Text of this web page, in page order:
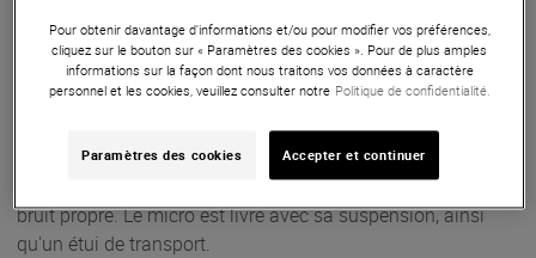
Microphones
Le CR89 de MXL est un microphone cardioïde à
condensateur, équipé d'une large capsule de 32mm de
diamètre, plaquée à l'or fin. Il est doté d'un circuit à très
faible bruit pour offrir un son riche tout en minimisant le
bruit propre. Le micro est livré avec sa suspension, ainsi
qu'un étui de transport.
Pour obtenir davantage d'informations et/ou pour modifier vos préférences,
cliquez sur le bouton sur « Paramètres des cookies ». Pour de plus amples
informations sur la façon dont nous traitons vos données à caractère
personnel et les cookies, veuillez consulter notre Politique de confidentialité.
Paramètres des cookies Accepter et continuer